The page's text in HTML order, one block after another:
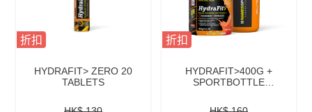
折扣
HYDRAFIT> ZERO 20
TABLETS
折扣
HYDRAFIT>400G +
SPORTBOTTLE